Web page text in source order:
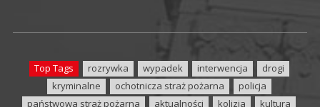
Top Tags rozrywka wypadek interwencja
drogi
kryminalne
ochotnicza straż pożarna
policja
państwowa straż pożarna
aktualności kolizja
kultura